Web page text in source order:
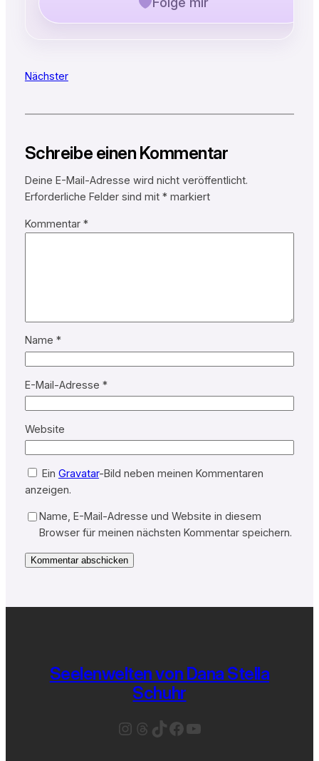
Nächster
Schreibe einen Kommentar
Deine E-Mail-Adresse wird nicht veröffentlicht.
Erforderliche Felder sind mit *markiert
Kommentar *
Name *
E-Mail-Adresse *
Website
Ein Gravatar-Bild neben meinen Kommentaren
anzeigen.
Name, E-Mail-Adresse und Website in diesem
Browser für meinen nächsten Kommentar speichern.
Seelenwelten von Dana Stella
Schuhr
Instagram
Threads
TikTok
Facebook
YouTube